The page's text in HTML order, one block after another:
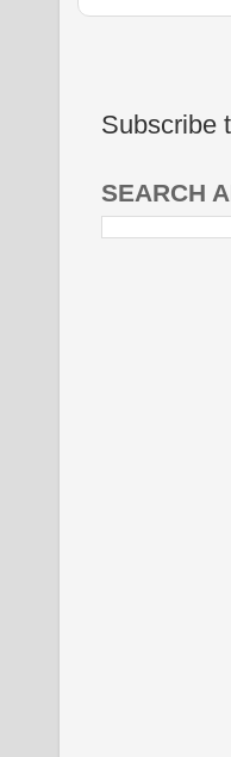
Subscribe
SEARCH